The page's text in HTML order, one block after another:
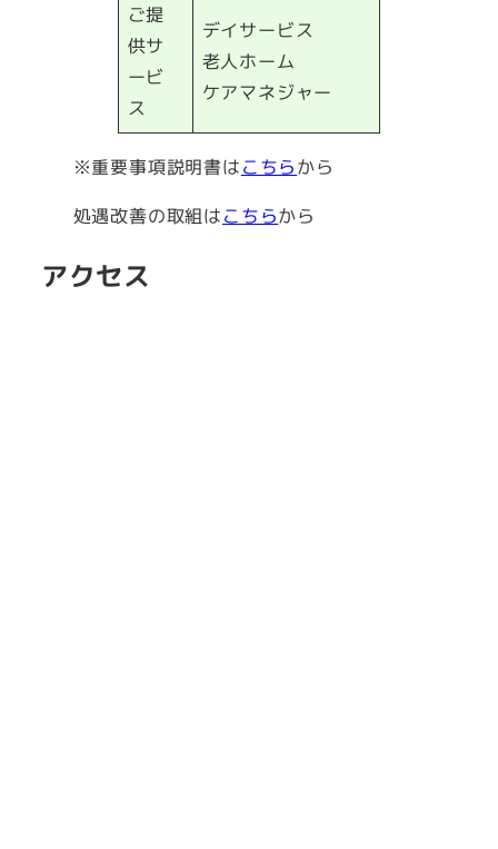
ご提
供サ
ービ
ス
デイサービス
老人ホーム
ケアマネジャー
※重要事項説明書はこちらから
処遇改善の取組はこちらから
アクセス